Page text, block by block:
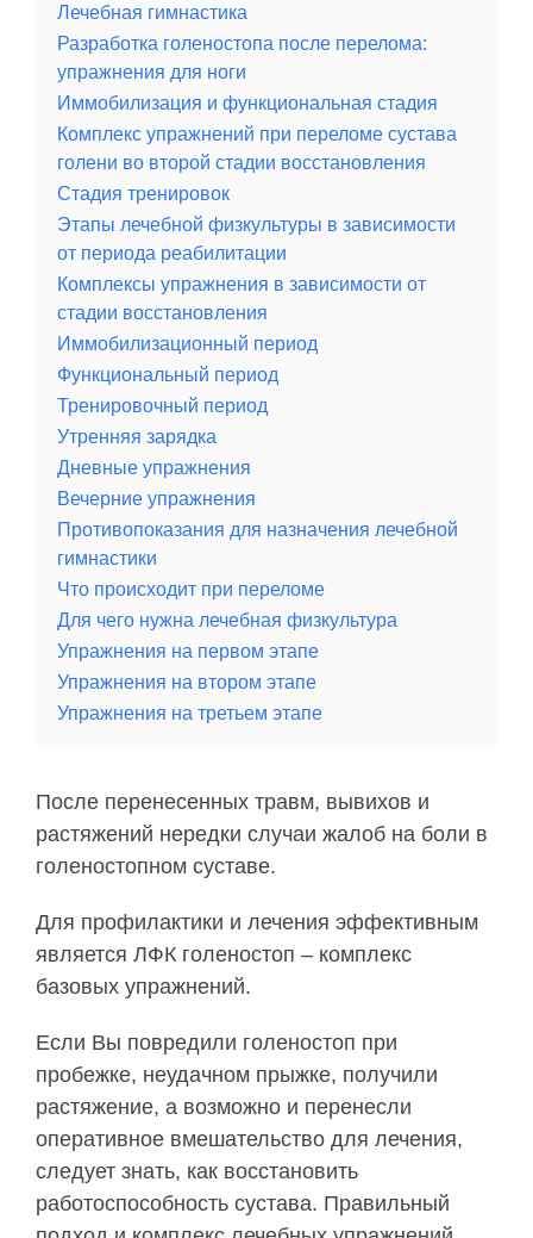
Лечебная гимнастика
Разработка голеностопа после перелома:
упражнения для ноги
Иммобилизация и функциональная стадия
Комплекс упражнений при переломе сустава
голени во второй стадии восстановления
Стадия тренировок
Этапы лечебной физкультуры в зависимости
от периода реабилитации
Комплексы упражнения в зависимости от
стадии восстановления
Иммобилизационный период
Функциональный период
Тренировочный период
Утренняя зарядка
Дневные упражнения
Вечерние упражнения
Противопоказания для назначения лечебной
гимнастики
Что происходит при переломе
Для чего нужна лечебная физкультура
Упражнения на первом этапе
Упражнения на втором этапе
Упражнения на третьем этапе
После перенесенных травм, вывихов и
растяжений нередки случаи жалоб на боли в
голеностопном суставе.
Для профилактики и лечения эффективным
является ЛФК голеностоп – комплекс
базовых упражнений.
Если Вы повредили голеностоп при
пробежке, неудачном прыжке, получили
растяжение, а возможно и перенесли
оперативное вмешательство для лечения,
следует знать, как восстановить
работоспособность сустава. Правильный